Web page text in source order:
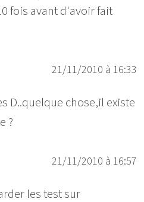
fois avant d'avoir fait
21/11/2010 à 16:33
D..quelque chose,il existe
?
21/11/2010 à 16:57
les test sur